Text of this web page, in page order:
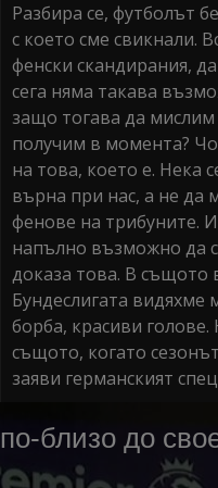
Разбира се, футболът
с което сме свикнали.
фенски скандирания,
сега няма такава
защо тогава да
получим в момента?
на това, което е. Нека
върна при нас, а не да
фенове на трибуните.
напълно възможно да
доказа това. В същото
Бундеслигата видяхме
борба, красиви
същото, когато
заяви германският